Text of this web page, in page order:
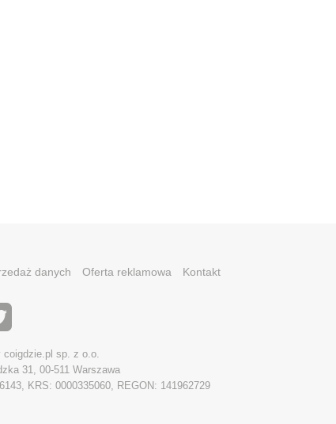
danych Oferta reklamowa Kontakt
coigdzie.pl sp. z o.o.
31, 00-511 Warszawa
KRS: 0000335060, REGON: 141962729